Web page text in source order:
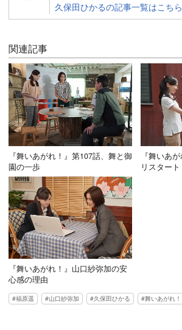
久保田ひかるの記事一覧はこちら
関連記事
『舞いあがれ！』第107話、舞と御
園の一歩
『舞いあ
リスタート
『舞いあがれ！』山口紗弥加の安
心感の理由
福原遥 山口紗弥加 久保田ひかる 舞いあがれ！